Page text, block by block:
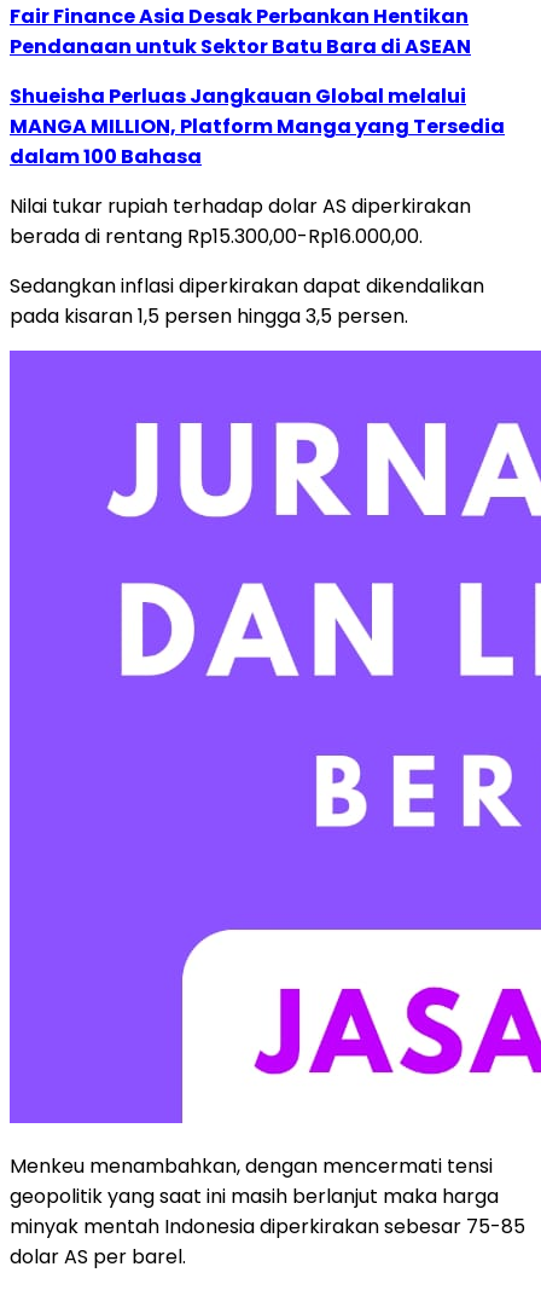
Fair Finance Asia Desak Perbankan Hentikan
Pendanaan untuk Sektor Batu Bara di ASEAN
Shueisha Perluas Jangkauan Global melalui
MANGA MILLION, Platform Manga yang Tersedia
dalam 100 Bahasa
Nilai tukar rupiah terhadap dolar AS diperkirakan
berada di rentang Rp15.300,00-Rp16.000,00.
Sedangkan inflasi diperkirakan dapat dikendalikan
pada kisaran 1,5 persen hingga 3,5 persen.
Menkeu menambahkan, dengan mencermati tensi
geopolitik yang saat ini masih berlanjut maka harga
minyak mentah Indonesia diperkirakan sebesar 75-85
dolar AS per barel.